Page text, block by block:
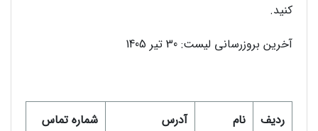
کنید.
آخرین بروزرسانی لیست: 30 تیر 1405
ردیف نام آدرس شماره تماس